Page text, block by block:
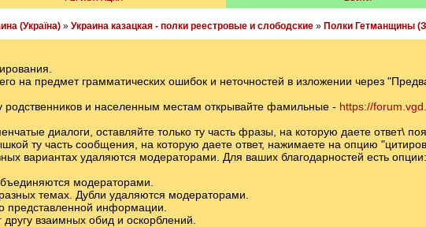
(Україна)» Украина казацкая - полки реестровые и слободские» Полки Гетманщины
на предмет грамматических ошибок и неточностей в изложении через
и населенным местам открывайте фамильные - https://
диалоги, оставляйте только ту часть фразы, на которую даете ответ\
ту часть сообщения, на которую даете ответ, нажимаете на опцию
вариантах удаляются модераторами. Для ваших благодарностей есть
модераторами.
темах. Дубли удаляются модераторами.
информации.
взаимных обид и оскорблений.